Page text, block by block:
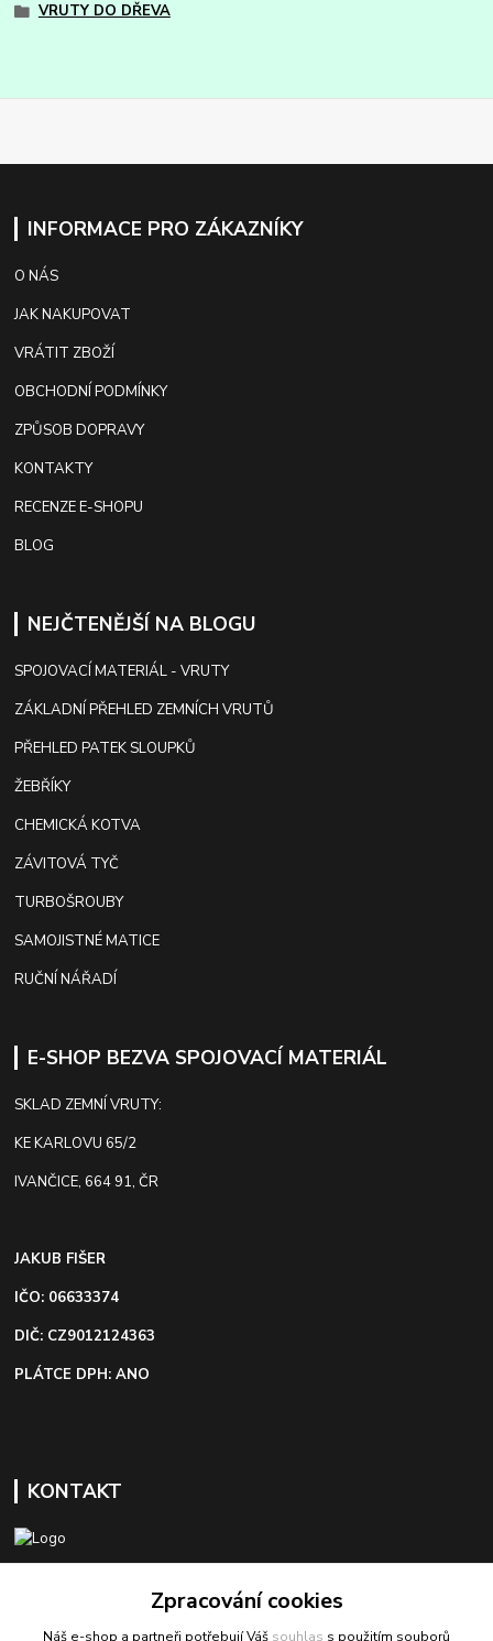
VRUTY DO DŘEVA
INFORMACE PRO ZÁKAZNÍKY
O NÁS
JAK NAKUPOVAT
VRÁTIT ZBOŽÍ
OBCHODNÍ PODMÍNKY
ZPŮSOB DOPRAVY
KONTAKTY
RECENZE E-SHOPU
BLOG
NEJČTENĚJŠÍ NA BLOGU
SPOJOVACÍ MATERIÁL - VRUTY
ZÁKLADNÍ PŘEHLED ZEMNÍCH VRUTŮ
PŘEHLED PATEK SLOUPKŮ
ŽEBŘÍKY
CHEMICKÁ KOTVA
ZÁVITOVÁ TYČ
TURBOŠROUBY
SAMOJISTNÉ MATICE
RUČNÍ NÁŘADÍ
E-SHOP BEZVA SPOJOVACÍ MATERIÁL
SKLAD ZEMNÍ VRUTY:
KE KARLOVU 65/2
IVANČICE, 664 91, ČR
JAKUB FIŠER
IČO: 06633374
DIČ: CZ9012124363
PLÁTCE DPH: ANO
KONTAKT
+420 603 418 822Zpracování cookies
Náš e-shop a partneři potřebují Váš souhlas s použitím souborů